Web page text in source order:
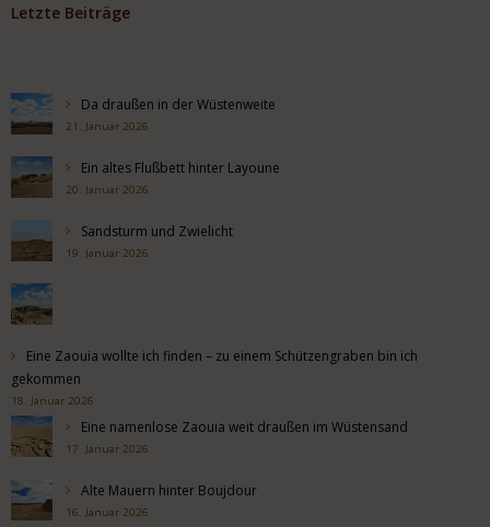
Letzte Beiträge
Da draußen in der Wüstenweite
21. Januar 2026
Ein altes Flußbett hinter Layoune
20. Januar 2026
Sandsturm und Zwielicht
19. Januar 2026
Eine Zaouia wollte ich finden – zu einem Schützengraben bin ich
gekommen
18. Januar 2026
Eine namenlose Zaouia weit draußen im Wüstensand
17. Januar 2026
Alte Mauern hinter Boujdour
16. Januar 2026